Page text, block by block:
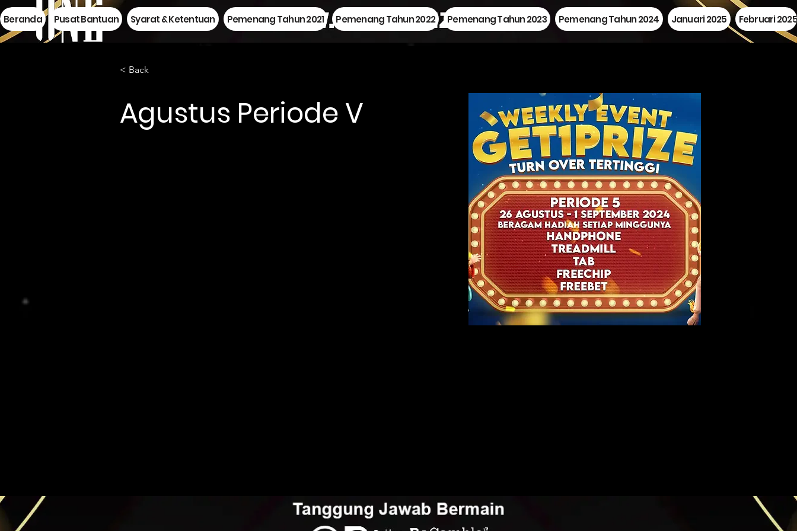
Beranda Pusat Bantuan Syarat & Ketentuan Pemenang Tahun 2021 Pemenang Tahun 2022 Pemenang Tahun 2023 Pemenang Tahun 2024 Januari 2025 Februari 2025
< Back
Agustus Periode V